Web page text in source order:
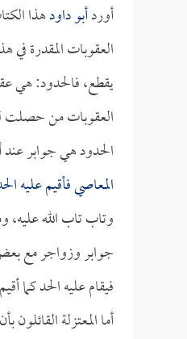
أوردأبو داودهذا
العقوبات المقدرة في
يقطع، فالحدود: هي
العقوبات من حصلت له
الحدود هي جوابر
المعاصي فأقيم عليه
وتاب تاب الله عليه،
جوابر وزواجر مع
فيقام عليه الحد كما
أما المعتزلة